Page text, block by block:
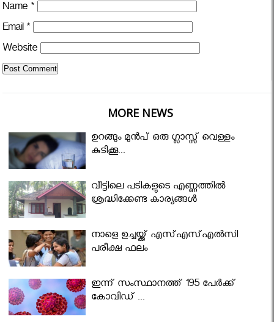
Name *
Email *
Website
MORE NEWS
ഉറങ്ങും മുന്‍പ് ഒരു ഗ്ലാസ്സ് വെള്ളം
കുടിക്കൂ...
വീട്ടിലെ പടികളുടെ എണ്ണത്തിൽ
ശ്രദ്ധിക്കേണ്ട കാര്യങ്ങൾ
നാളെ ഉച്ചയ്ക്ക് എസ്എസ്എല്‍സി
പരീക്ഷ ഫലം
ഇന്ന് സംസ്ഥാനത്ത് 195 പേര്‍ക്ക്
കോവിഡ് ...